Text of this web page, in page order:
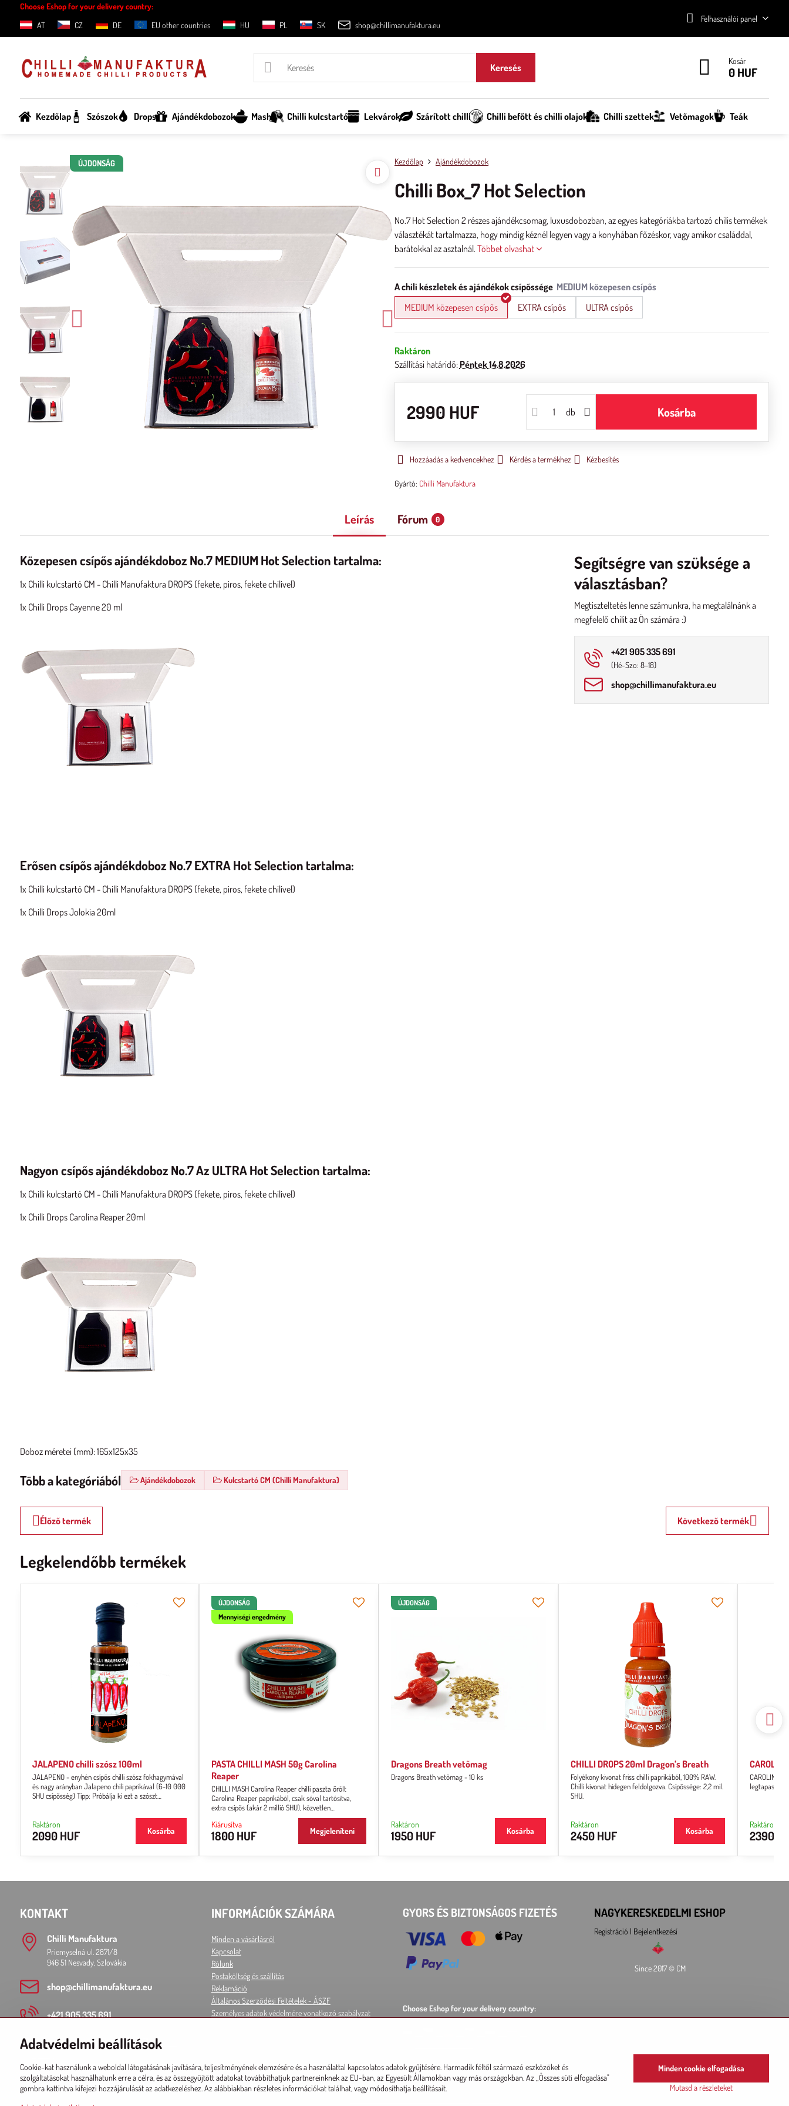
Choose Eshop for your delivery country:
AT
CZ DE EU other countries HU PL SK shop@chillimanufaktura.eu
Felhasználói panel
Keresés
Kosár
0 HUF
Kezdőlap Szószok Drops Ajándékdobozok Mash Chilli kulcstartó Lekvárok Szárított chilli Chilli befőtt és chilli olajok Chilli szettek Vetőmagok Teák
ÚJDONSÁG Kezdőlap Ajándékdobozok
Chilli Box_7 Hot Selection
No.7 Hot Selection 2 részes ajándékcsomag, luxusdobozban, az egyes kategóriákba tartozó chilis termékek
választékát tartalmazza, hogy mindig kéznél legyen vagy a konyhában főzéskor, vagy amikor családdal,
barátokkal az asztalnál. Többet olvashat
A chili készletek és ajándékok csípőssége
MEDIUM közepesen csípős
EXTRA csípős ULTRA csípős
Raktáron
Szállítási határidő: Péntek14.8.2026
2990 HUF db Kosárba
Hozzáadás a kedvencekhez Kérdés a termékhez Kézbesítés
Gyártó: Chilli Manufaktura
Leírás Fórum 0
Közepesen csípős ajándékdoboz No.7 MEDIUM Hot Selection tartalma:
1x Chilli kulcstartó CM - Chilli Manufaktura DROPS (fekete, piros, fekete chilivel)
1x Chilli Drops Cayenne 20 ml
Erősen csípős ajándékdoboz No.7 EXTRA Hot Selection tartalma:
1x Chilli kulcstartó CM - Chilli Manufaktura DROPS (fekete, piros, fekete chilivel)
1x Chilli Drops Jolokia 20ml
Nagyon csípős ajándékdoboz No.7 Az ULTRA Hot Selection tartalma:
1x Chilli kulcstartó CM - Chilli Manufaktura DROPS (fekete, piros, fekete chilivel)
1x Chilli Drops Carolina Reaper 20ml
Doboz méretei (mm): 165x125x35
Több a kategóriából Ajándékdobozok Kulcstartó CM (Chilli Manufaktura)
Segítségre van szüksége a
választásban?
Megtiszteltetés lenne számunkra, ha megtalálnánk a
megfelelő chilit az Ön számára :)
+421 905 335 691
(Hé-Szo: 8–18)
shop​@chillimanufaktura​.eu
Élőző termék Következő termék
Legkelendőbb termékek
JALAPENO chilli szósz 100ml
JALAPENO - enyhén csípős chilli szósz fokhagymával
és nagy arányban Jalapeno chili paprikával (6-10 000
SHU csípősség) Tipp: Próbálja ki ezt a szószt
Raktáron
2090 HUF Kosárba
ÚJDONSÁG
Mennyiségi engedmény
PASTA CHILLI MASH 50g Carolina
Reaper
CHILLI MASH Carolina Reaper chilli paszta őrölt
Carolina Reaper paprikából, csak sóval tartósítva,
extra csípős (akár 2 millió SHU), közvetlen
fogyasztásra. Az állaga sűrű, pépes.
Kiárusítva
1800 HUF Megjeleníteni
ÚJDONSÁG
Dragons Breath vetőmag
Dragons Breath vetőmag - 10 ks
Raktáron
1950 HUF Kosárba
CHILLI DROPS 20ml Dragon’s Breath
Folyékony kivonat friss chilli paprikából, 100% RAW.
Chilli kivonat hidegen feldolgozva. Csípőssége: 2,2 mil.
SHU.
Raktáron
2450 HUF Kosárba
CAROLINA
Raktáron
2390
KONTAKT
Chilli Manufaktura
Priemyselná ul. 2871/8
946 51 Nesvady, Szlovákia
shop​@chillimanufaktura​.eu
+421 905 335 691
Twitter Instagram Facebook
Youtube
INFORMÁCIÓK SZÁMÁRA
Minden a vásárlásról
Kapcsolat
Rólunk
Postaköltség és szállítás
Reklamáció
Általános Szerződési Feltételek - ÁSZF
Személyes adatok védelmére vonatkozó szabályzat
GYORS ÉS BIZTONSÁGOS FIZETÉS
Choose Eshop for your delivery country:
NAGYKERESKEDELMI ESHOP
Registráció l Bejelentkezésí
Since 2017 © CM
Adatvédelmi beállítások
Cookie-kat használunk a weboldal látogatásának javítására, teljesítményének elemzésére és a használattal kapcsolatos adatok gyűjtésére. Harmadik féltől származó eszközöket és
szolgáltatásokat használhatunk erre a célra, és az összegyűjtött adatokat továbbíthatjuk partnereinknek az EU-ban, az Egyesült Államokban vagy más országokban. Az „Összes süti elfogadása"
gombra kattintva kifejezi hozzájárulását az adatkezeléshez. Az alábbiakban részletes információkat találhat, vagy módosíthatja beállításait.
Mutasd a részleteket
Minden cookie elfogadása